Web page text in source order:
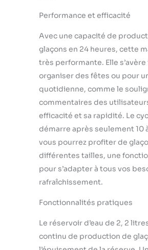
vous
tailles]
des
taille
mode
ou
peut
délai de
de
Performance et efficacité
Avec une capacité de
glaçons en 24 heures, cette
très performante. Elle
organiser des fêtes ou pour
quotidienne, comme le
commentaires des
efficacité et sa rapidité. Le
démarre après seulement 10
vous pourrez profiter de
différentes tailles, une
pour s’adapter à tous vos
rafraîchissement.
Fonctionnalités pratiques
Le réservoir d’eau de 2, 2
continu de production de